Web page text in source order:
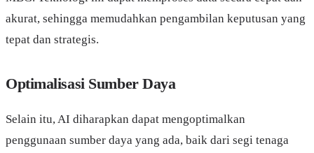
akurat, sehingga memudahkan pengambilan keputusan yang
tepat dan strategis.
Optimalisasi Sumber Daya
Selain itu, AI diharapkan dapat mengoptimalkan
penggunaan sumber daya yang ada, baik dari segi tenaga